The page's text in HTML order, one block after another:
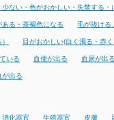
少ない・色がおかしい・失禁する・
ある・茶褐色になる 毛が抜ける
目がおかしい(白く濁る・赤
いる 血便が出る 血尿が出
が出る
消化器官 生殖器官 皮膚